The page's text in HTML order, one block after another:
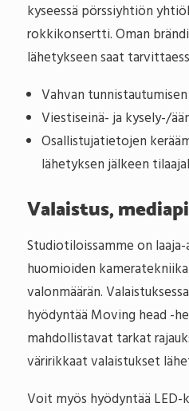
kyseessä pörssiyhtiön
rokkikonsertti. Oman
lähetykseen saat
Vahvan
Viestiseinä- ja kysely-/
Osallistujatietojen
lähetyksen jälkeen
Valaistus,
Studiotiloissamme on
huomioiden
valonmäärän.
hyödyntää Moving head -
mahdollistavat tarkat
väririkkaat valaistukset
Voit myös hyödyntää